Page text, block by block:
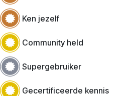
Ken jezelf
Community held
Supergebruiker
Gecertificeerde kennis